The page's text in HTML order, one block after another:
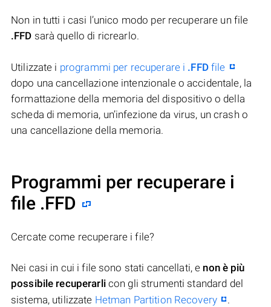
Non in tutti i casi l’unico modo per recuperare un file
.FFD sarà quello di ricrearlo.
Utilizzate i programmi per recuperare i .FFDfile
dopo una cancellazione intenzionale o accidentale, la
formattazione della memoria del dispositivo o della
scheda di memoria, un’infezione da virus, un crash o
una cancellazione della memoria.
Programmi per recuperare i
file .FFD
Cercate come recuperare i file?
Nei casi in cui i file sono stati cancellati, e non è più
possibile recuperarlicon gli strumenti standard del
sistema, utilizzate Hetman Partition Recovery .